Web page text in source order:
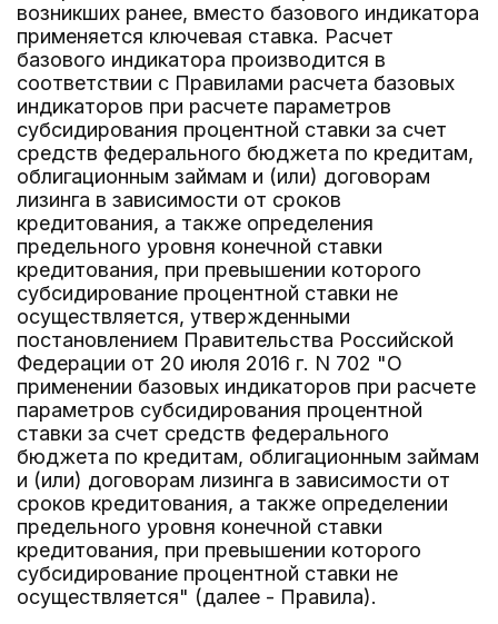
возникших ранее, вместо базового индикатора
применяется ключевая ставка. Расчет
базового индикатора производится в
соответствии с Правилами расчета базовых
индикаторов при расчете параметров
субсидирования процентной ставки за счет
средств федерального бюджета по кредитам,
облигационным займам и (или) договорам
лизинга в зависимости от сроков
кредитования, а также определения
предельного уровня конечной ставки
кредитования, при превышении которого
субсидирование процентной ставки не
осуществляется, утвержденными
постановлением Правительства Российской
Федерации от 20 июля 2016 г. N 702 "О
применении базовых индикаторов при расчете
параметров субсидирования процентной
ставки за счет средств федерального
бюджета по кредитам, облигационным займам
и (или) договорам лизинга в зависимости от
сроков кредитования, а также определении
предельного уровня конечной ставки
кредитования, при превышении которого
субсидирование процентной ставки не
осуществляется" (далее - Правила).